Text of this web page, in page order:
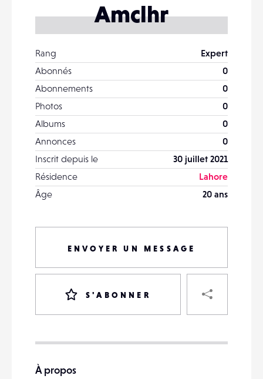
Amclhr
Rang
Expert
Abonnés
0
Abonnements
0
Photos
0
Albums
0
Annonces
0
Inscrit depuis le
30 juillet 2021
Résidence
Lahore
Âge
20 ans
ENVOYER UN MESSAGE
S'ABONNER
À propos